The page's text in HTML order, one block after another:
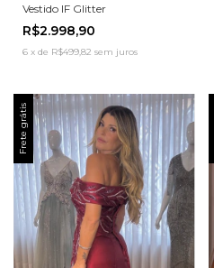
Vestido IF Glitter
R$2.998,90
6 x de R$499,82 sem juros
Frete grátis